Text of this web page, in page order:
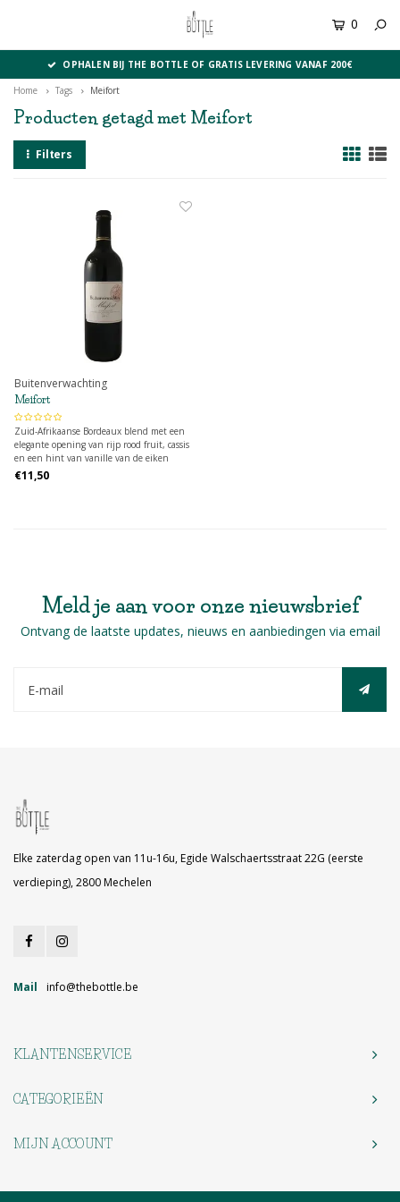
0
OPHALEN BIJ THE BOTTLE OF GRATIS LEVERING VANAF 200€
Home Tags Meifort
Producten getagd met Meifort
Filters
Buitenverwachting
Meifort
Zuid-Afrikaanse Bordeaux blend met een
elegante opening van rijp rood fruit, cassis
en een hint van vanille van de eiken
lagering. Mooie lange afdronk.
€11,50
Meld je aan voor onze nieuwsbrief
Ontvang de laatste updates, nieuws en aanbiedingen via email
Elke zaterdag open van 11u-16u, Egide Walschaertsstraat 22G (eerste
verdieping), 2800 Mechelen
Mail info@thebottle.be
KLANTENSERVICE
CATEGORIEËN
MIJN ACCOUNT